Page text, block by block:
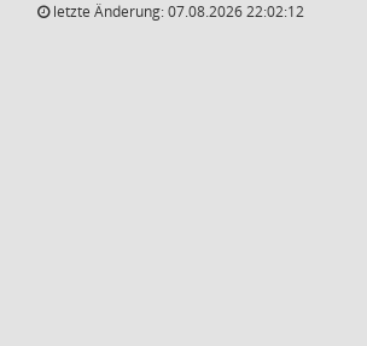
letzte Änderung: 07.08.2026 22:02:12